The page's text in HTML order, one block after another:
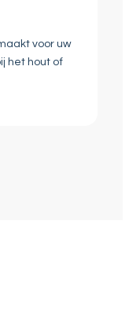
voor uw
het hout of